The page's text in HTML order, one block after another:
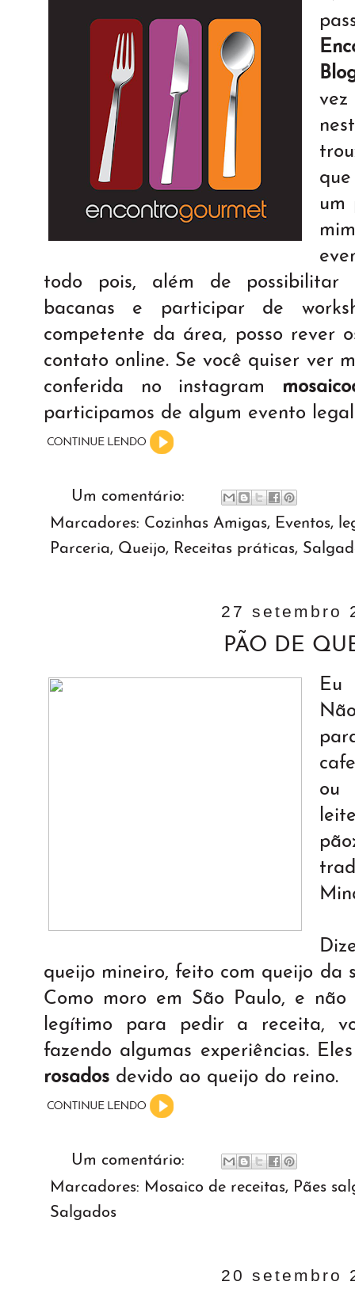
um
todo pois, além de possibilitar
bacanas e participar de
competente da área, posso rever
contato online. Se você quiser ver
conferida no instagram
participamos de algum evento
Um comentário:
Marcadores: Cozinhas Amigas, Eventos,
Parceria, Queijo, Receitas práticas,
27 setembro
PÃO DE
Eu
ou
queijo mineiro, feito com queijo da
Como moro em São Paulo, e não
legítimo para pedir a receita,
fazendo algumas experiências.
rosados devido ao queijo do reino.
Um comentário:
Marcadores: Mosaico de receitas, Pães
Salgados
20 setembro